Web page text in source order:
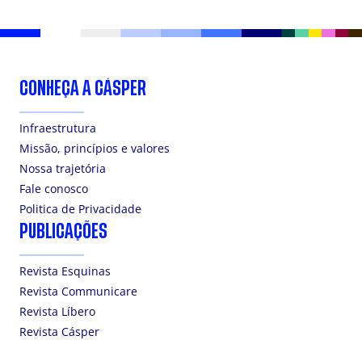
CONHEÇA A CÁSPER
Infraestrutura
Missão, princípios e valores
Nossa trajetória
Fale conosco
Politica de Privacidade
PUBLICAÇÕES
Revista Esquinas
Revista Communicare
Revista Líbero
Revista Cásper